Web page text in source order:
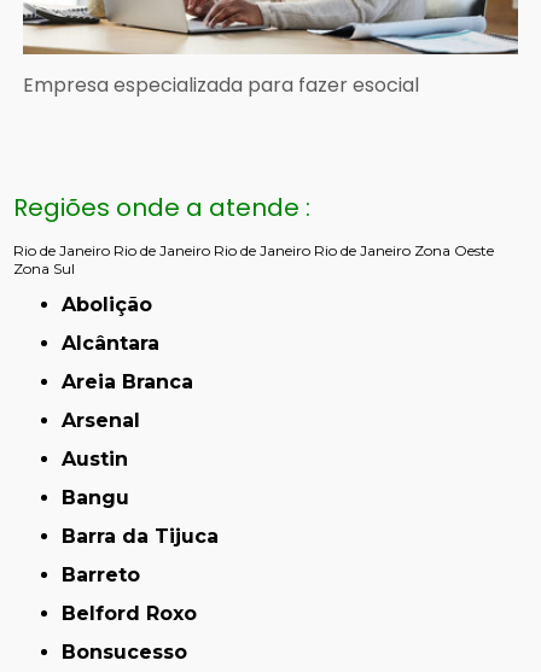
Empresa especializada para fazer esocial
Regiões onde a atende :
Rio de Janeiro Rio de Janeiro Rio de Janeiro Rio de Janeiro Zona Oeste
Zona Sul
Abolição
Alcântara
Areia Branca
Arsenal
Austin
Bangu
Barra da Tijuca
Barreto
Belford Roxo
Bonsucesso